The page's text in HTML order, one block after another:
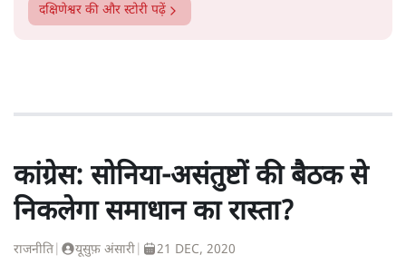
दक्षिणेश्वर की और स्टोरी पढ़ें
कांग्रेस: सोनिया-असंतुष्टों की बैठक से
निकलेगा समाधान का रास्ता?
राजनीति यूसुफ़ अंसारी 21 DEC, 2020